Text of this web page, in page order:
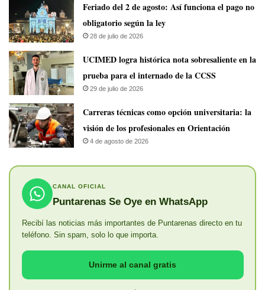
Feriado del 2 de agosto: Así funciona el pago no
obligatorio según la ley
28 de julio de 2026
UCIMED logra histórica nota sobresaliente en la
prueba para el internado de la CCSS
29 de julio de 2026
Carreras técnicas como opción universitaria: la
visión de los profesionales en Orientación
4 de agosto de 2026
CANAL OFICIAL
Puntarenas Se Oye en WhatsApp
Recibí las noticias más importantes de Puntarenas directo en tu
teléfono. Sin spam, solo lo que importa.
Unirme al canal gratis